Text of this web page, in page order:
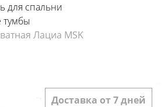
для спальни
тумбы
Лациа MSK
Доставка от 7 дней